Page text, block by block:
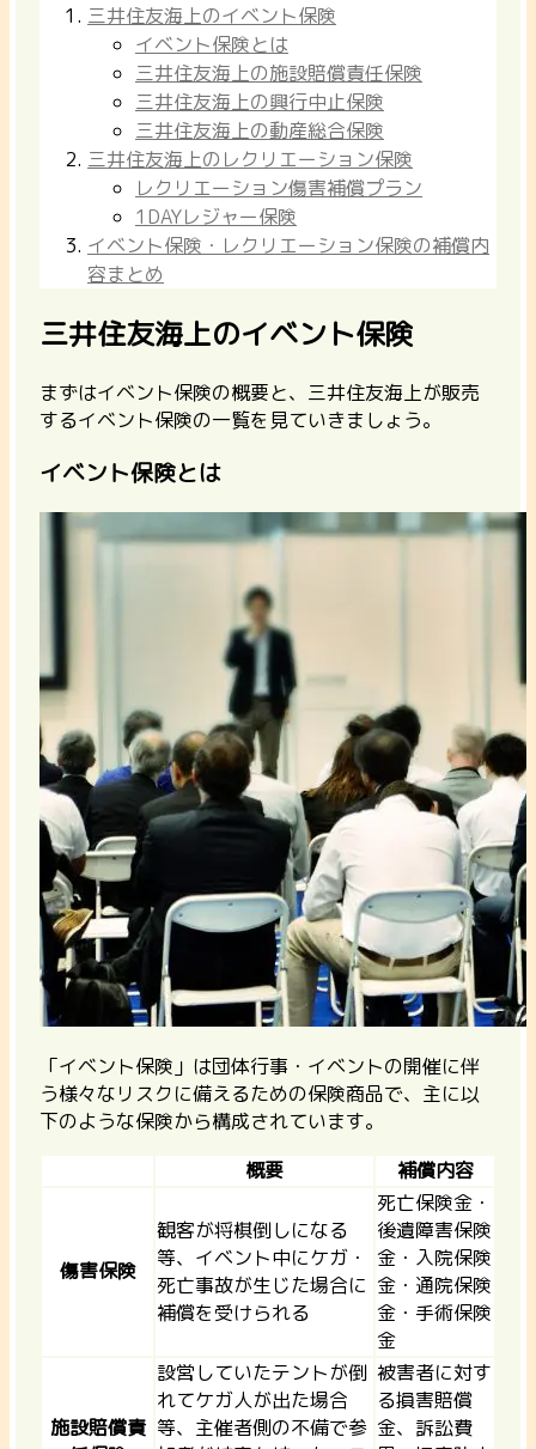
三井住友海上のイベント保険
イベント保険とは
三井住友海上の施設賠償責任保険
三井住友海上の興行中止保険
三井住友海上の動産総合保険
三井住友海上のレクリエーション保険
レクリエーション傷害補償プラン
1DAYレジャー保険
イベント保険・レクリエーション保険の補償内
容まとめ
三井住友海上のイベント保険
まずはイベント保険の概要と、三井住友海上が販売
するイベント保険の一覧を見ていきましょう。
イベント保険とは
「イベント保険」は団体行事・イベントの開催に伴
う様々なリスクに備えるための保険商品で、主に以
下のような保険から構成されています。
概要
補償内容
傷害保険
観客が将棋倒しになる
等、イベント中にケガ・
死亡事故が生じた場合に
補償を受けられる
死亡保険金・
後遺障害保険
金・入院保険
金・通院保険
金・手術保険
金
施設賠償責
設営していたテントが倒
れてケガ人が出た場合
等、主催者側の不備で参
被害者に対す
る損害賠償
金、訴訟費